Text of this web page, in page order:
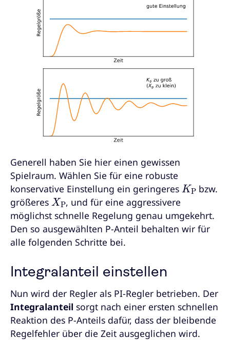
Generell haben Sie hier einen gewissen
Spielraum. Wählen Sie für eine robuste
konservative Einstellung ein geringeres
bzw.
größeres
XP
, und für eine aggressivere
möglichst schnelle Regelung genau umgekehrt.
Den so ausgewählten P-Anteil behalten wir für
alle folgenden Schritte bei.
Integralanteil einstellen
Nun wird der Regler als PI-Regler betrieben. Der
Integralanteil sorgt nach einer ersten schnellen
Reaktion des P-Anteils dafür, dass der bleibende
Regelfehler über die Zeit ausgeglichen wird.